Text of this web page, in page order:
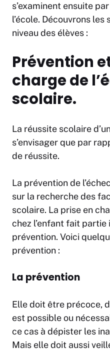
s’examinent ensuite
l’école. Découvrons
niveau des élèves :
Prévention
charge de
scolaire.
La réussite scolaire
s’envisager que par
de réussite.
La prévention de
sur la recherche des
scolaire. La prise en
chez l’enfant fait
prévention. Voici
prévention :
La prévention
Elle doit être précoce,
est possible ou
ce cas à dépister les
Mais elle doit aussi